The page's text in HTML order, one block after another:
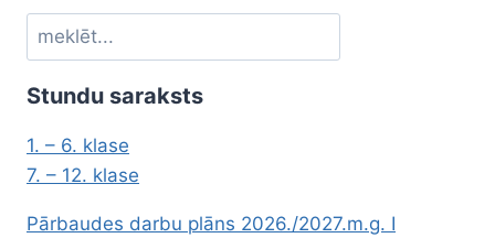
Meklēt
Stundu saraksts
1. – 6. klase
7. – 12. klase
Pārbaudes darbu plāns 2026./2027.m.g. I